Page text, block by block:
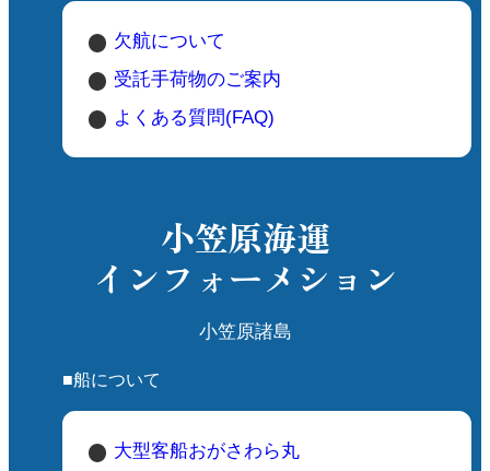
欠航について
受託手荷物のご案内
よくある質問(FAQ)
小笠原海運
インフォーメション
小笠原諸島
■船について
大型客船おがさわら丸